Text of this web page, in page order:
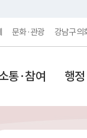
문화·관광 강남구의
통·참여 행